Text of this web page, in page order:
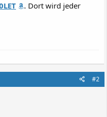
. Dort wird jeder
#2